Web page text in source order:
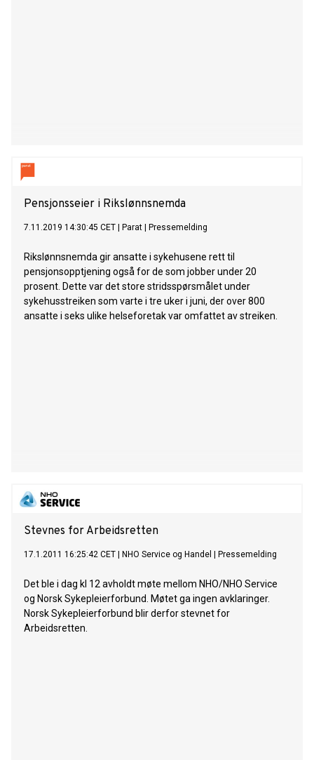
Pensjonsseier i Rikslønnsnemda
7.11.2019 14:30:45 CET Parat Pressemelding
Rikslønnsnemda gir ansatte i sykehusene rett til
pensjonsopptjening også for de som jobber under 20
prosent. Dette var det store stridsspørsmålet under
sykehusstreiken som varte i tre uker i juni, der over 800
ansatte i seks ulike helseforetak var omfattet av streiken.
Stevnes for Arbeidsretten
17.1.2011 16:25:42 CET NHO Service og Handel Pressemelding
Det ble i dag kl 12 avholdt møte mellom NHO/NHO Service
og Norsk Sykepleierforbund. Møtet ga ingen avklaringer.
Norsk Sykepleierforbund blir derfor stevnet for
Arbeidsretten.